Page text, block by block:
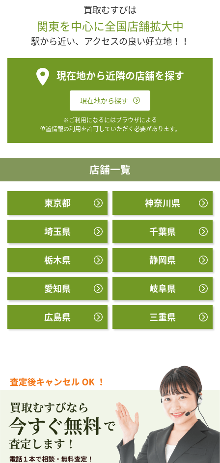
買取むすびは
関東を中心に全国店舗拡大中
駅から近い、アクセスの良い好立地！！
現在地から近隣の店舗を探す
現在地から探す
※ご利用になるにはブラウザによる
位置情報の利用を許可していただく必要があります。
店舗一覧
東京都 神奈川県
埼玉県 千葉県
栃木県 静岡県
愛知県 岐阜県
広島県 三重県